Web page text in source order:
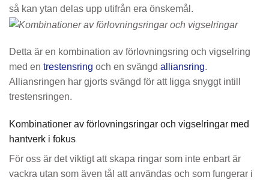
så kan ytan delas upp utifrån era önskemål.
Detta är en kombination av förlovningsring och vigselring
med en trestensring och en svängd alliansring.
Alliansringen har gjorts svängd för att ligga snyggt intill
trestensringen.
Kombinationer av förlovningsringar och vigselringar med
hantverk i fokus
För oss är det viktigt att skapa ringar som inte enbart är
vackra utan som även tål att användas och som fungerar i